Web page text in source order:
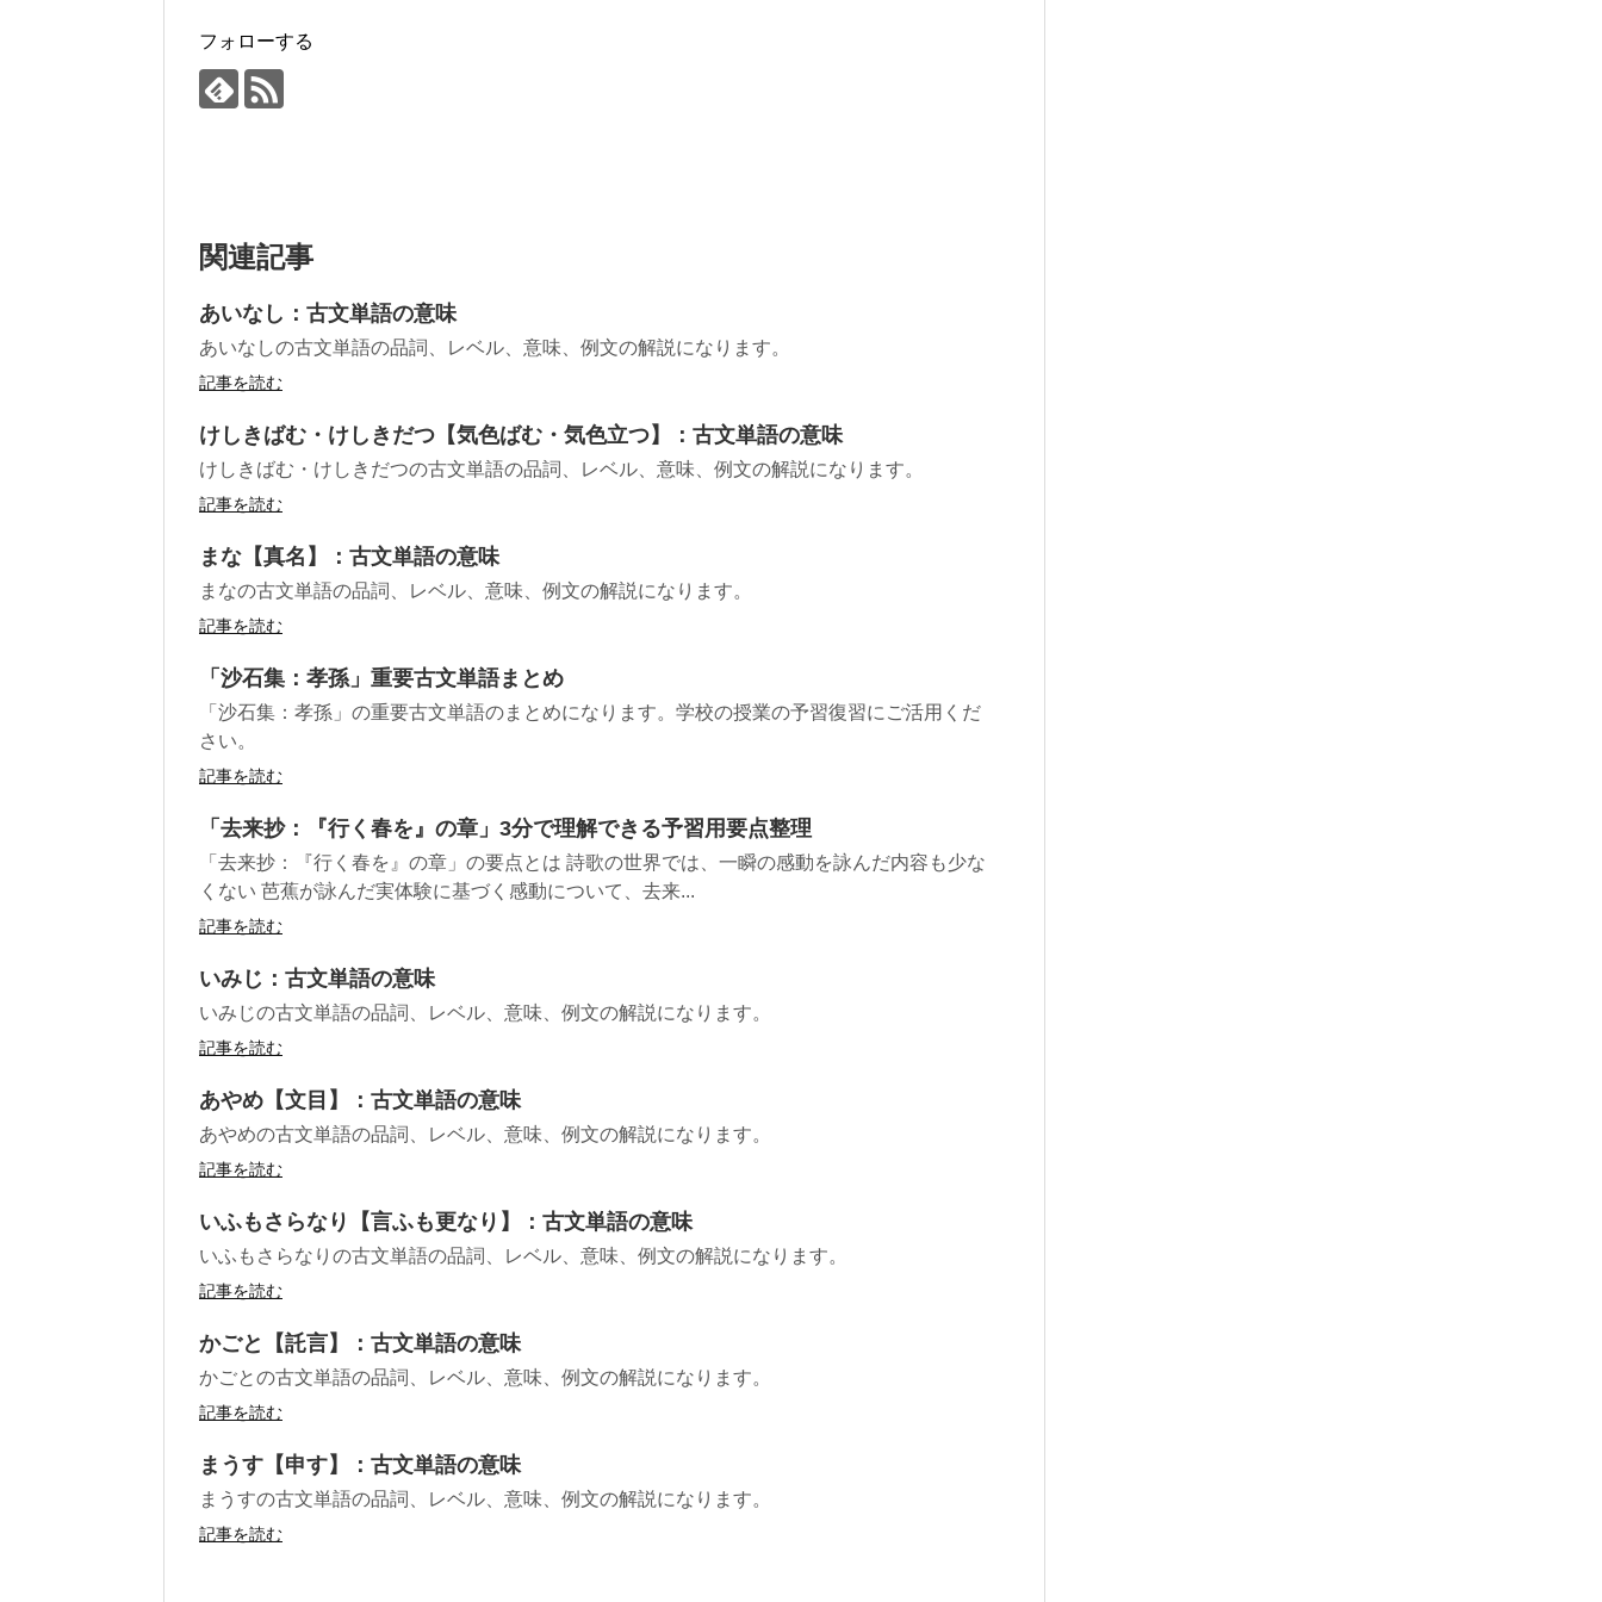
フォローする
関連記事
あいなし：古文単語の意味
あいなしの古文単語の品詞、レベル、意味、例文の解説になります。
記事を読む
けしきばむ・けしきだつ【気色ばむ・気色立つ】：古文単語の意味
けしきばむ・けしきだつの古文単語の品詞、レベル、意味、例文の解説になります。
記事を読む
まな【真名】：古文単語の意味
まなの古文単語の品詞、レベル、意味、例文の解説になります。
記事を読む
「沙石集：孝孫」重要古文単語まとめ
「沙石集：孝孫」の重要古文単語のまとめになります。学校の授業の予習復習にご活用くだ
さい。
記事を読む
「去来抄：『行く春を』の章」3分で理解できる予習用要点整理
「去来抄：『行く春を』の章」の要点とは 詩歌の世界では、一瞬の感動を詠んだ内容も少な
くない 芭蕉が詠んだ実体験に基づく感動について、去来...
記事を読む
いみじ：古文単語の意味
いみじの古文単語の品詞、レベル、意味、例文の解説になります。
記事を読む
あやめ【文目】：古文単語の意味
あやめの古文単語の品詞、レベル、意味、例文の解説になります。
記事を読む
いふもさらなり【言ふも更なり】：古文単語の意味
いふもさらなりの古文単語の品詞、レベル、意味、例文の解説になります。
記事を読む
かごと【託言】：古文単語の意味
かごとの古文単語の品詞、レベル、意味、例文の解説になります。
記事を読む
まうす【申す】：古文単語の意味
まうすの古文単語の品詞、レベル、意味、例文の解説になります。
記事を読む